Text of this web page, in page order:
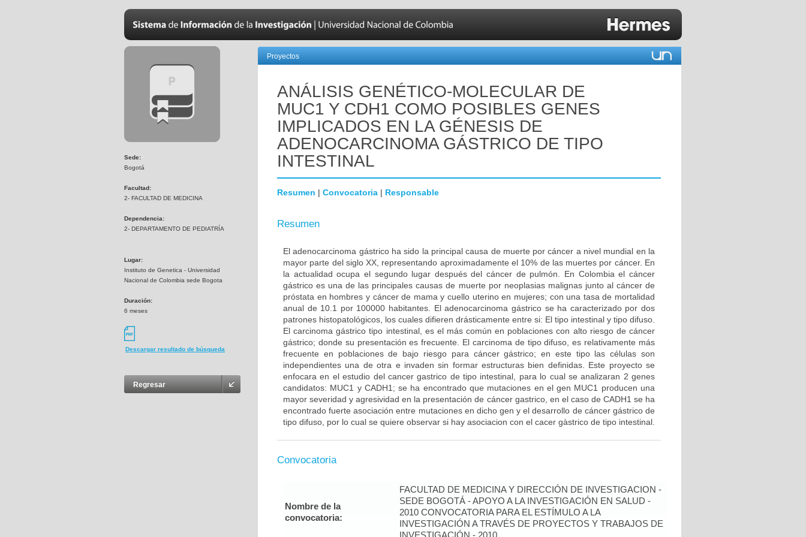
Sede:
Bogotá
Facultad:
2- FACULTAD DE MEDICINA
Dependencia:
2- DEPARTAMENTO DE PEDIATRÍA
Lugar:
Instituto de Genetica - Universidad
Nacional de Colombia sede Bogota
Duración:
6 meses
Descargar resultado de búsqueda
Regresar
Proyectos
ANÁLISIS GENÉTICO-MOLECULAR DE
MUC1 Y CDH1 COMO POSIBLES GENES
IMPLICADOS EN LA GÉNESIS DE
ADENOCARCINOMA GÁSTRICO DE TIPO
INTESTINAL
Resumen | Convocatoria | Responsable
Resumen
El adenocarcinoma gástrico ha sido la principal causa de muerte por cáncer a nivel mundial en la
mayor parte del siglo XX, representando aproximadamente el 10% de las muertes por cáncer. En
la actualidad ocupa el segundo lugar después del cáncer de pulmón. En Colombia el cáncer
gástrico es una de las principales causas de muerte por neoplasias malignas junto al cáncer de
próstata en hombres y cáncer de mama y cuello uterino en mujeres; con una tasa de mortalidad
anual de 10.1 por 100000 habitantes. El adenocarcinoma gástrico se ha caracterizado por dos
patrones histopatológicos, los cuales difieren drásticamente entre si: El tipo intestinal y tipo difuso.
El carcinoma gástrico tipo intestinal, es el más común en poblaciones con alto riesgo de cáncer
gástrico; donde su presentación es frecuente. El carcinoma de tipo difuso, es relativamente más
frecuente en poblaciones de bajo riesgo para cáncer gástrico; en este tipo las células son
independientes una de otra e invaden sin formar estructuras bien definidas. Este proyecto se
enfocara en el estudio del cancer gastrico de tipo intestinal, para lo cual se analizaran 2 genes
candidatos: MUC1 y CADH1; se ha encontrado que mutaciones en el gen MUC1 producen una
mayor severidad y agresividad en la presentación de cáncer gastrico, en el caso de CADH1 se ha
encontrado fuerte asociación entre mutaciones en dicho gen y el desarrollo de cáncer gástrico de
tipo difuso, por lo cual se quiere observar si hay asociacion con el cacer gàstrico de tipo intestinal.
Convocatoria
Nombre de la
convocatoria:
FACULTAD DE MEDICINA Y DIRECCIÓN DE INVESTIGACION -
SEDE BOGOTÁ - APOYO A LA INVESTIGACIÓN EN SALUD -
2010 CONVOCATORIA PARA EL ESTÍMULO A LA
INVESTIGACIÓN A TRAVÉS DE PROYECTOS Y TRABAJOS DE
INVESTIGACIÓN - 2010